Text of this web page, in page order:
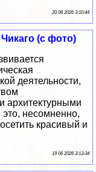
20 06 2026 3:10:44
(с фото)
деятельности,
архитектурными
несомненно,
красивый и
19 06 2026 3:13:34